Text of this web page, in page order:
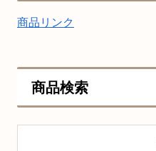
商品リンク
商品検索